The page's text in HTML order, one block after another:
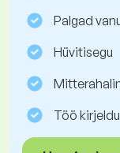
Palgad
Hüvitisegu
Töö